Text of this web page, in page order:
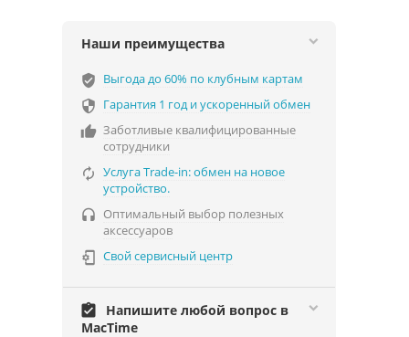
Наши преимущества
verified_user Выгода до 60% по клубным картам
 Гарантия 1 год и ускоренный обмен
 Заботливые квалифицированные
сотрудники
 Услуга Trade-in: обмен на новое
устройство.
 Оптимальный выбор полезных
аксессуаров
 Свой сервисный центр
assignment_turned_in
Напишите любой вопрос в
MacTime